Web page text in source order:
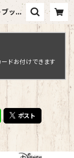
ック
プレ
形 置
【Disn
籍祝
お祝
SH
ードお付けできます
ポスト